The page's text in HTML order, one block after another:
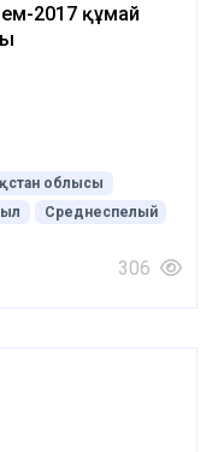
2017 құмай
облысы
Среднеспелый
306